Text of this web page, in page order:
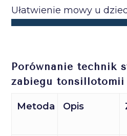
Ułatwienie mowy u
Porównanie technik
zabiegu tonsillotomii
Metoda Opis